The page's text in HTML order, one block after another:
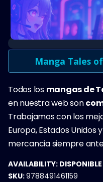
Manga Tales
Todos los mangas de
en nuestra web son
Trabajamos con los
Europa, Estados Unidos
mercancia siempre
AVAILABILITY:
SKU:9788491461159